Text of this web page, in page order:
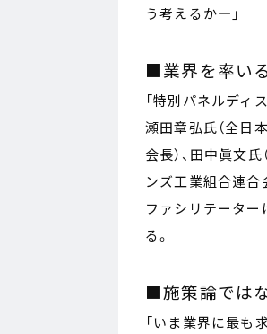
う考えるか―」
■業界を率い
「特別パネルディ
瀬田章弘氏（全日
会長）、田中眞文
ンズ工業組合連合
ファシリテーター
る。
■施策論では
「いま業界に最も